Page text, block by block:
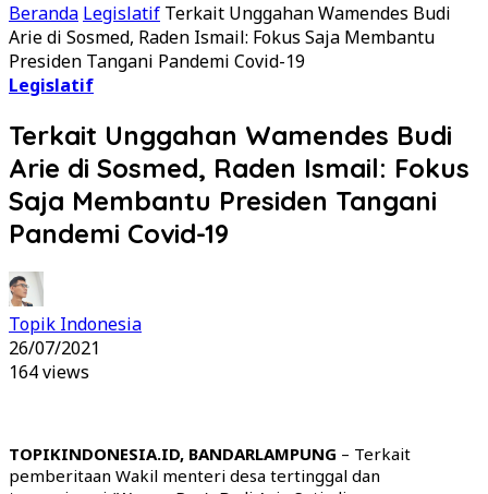
Beranda Legislatif Terkait Unggahan Wamendes Budi
Arie di Sosmed, Raden Ismail: Fokus Saja Membantu
Presiden Tangani Pandemi Covid-19
Legislatif
Terkait Unggahan Wamendes Budi
Arie di Sosmed, Raden Ismail: Fokus
Saja Membantu Presiden Tangani
Pandemi Covid-19
Topik Indonesia
26/07/2021
164 views
TOPIKINDONESIA.ID, BANDARLAMPUNG – Terkait
pemberitaan Wakil menteri desa tertinggal dan